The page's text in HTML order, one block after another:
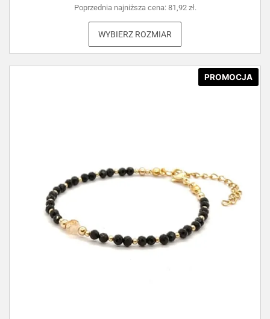
Poprzednia najniższa cena: 81,92 zł.
WYBIERZ ROZMIAR
PROMOCJA